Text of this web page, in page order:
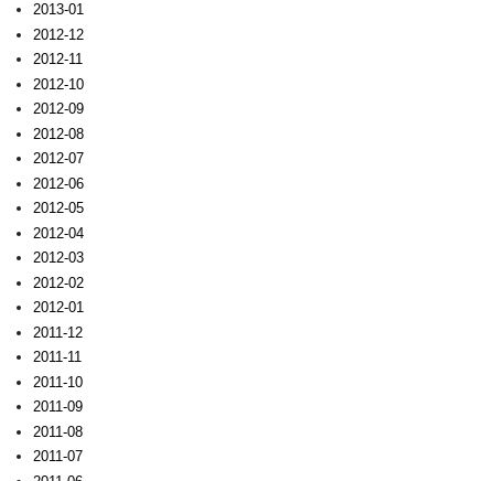
2013-01
2012-12
2012-11
2012-10
2012-09
2012-08
2012-07
2012-06
2012-05
2012-04
2012-03
2012-02
2012-01
2011-12
2011-11
2011-10
2011-09
2011-08
2011-07